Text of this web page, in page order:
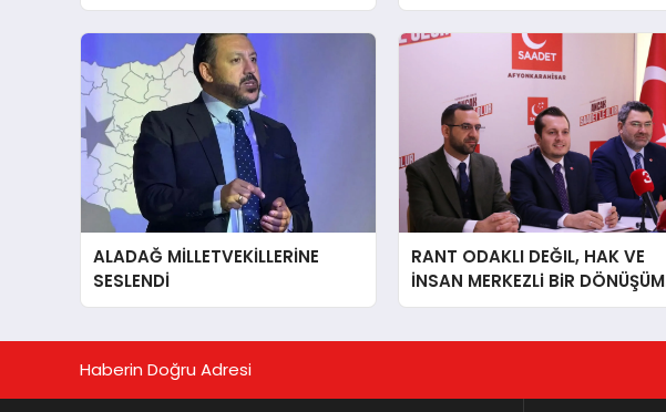
ALADAĞ MİLLETVEKİLLERİNE
SESLENDİ
RANT ODAKLI DEĞIL, HAK VE
İNSAN MERKEZLi BiR DÖNÜŞÜM
İÇiN AFYONKARAHiSAR’IN
Haberin Doğru Adresi